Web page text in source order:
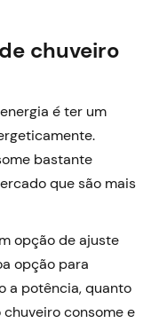
chuveiro
é ter um
bastante
que são mais
opção de ajuste
opção para
a potência, quanto
consome e